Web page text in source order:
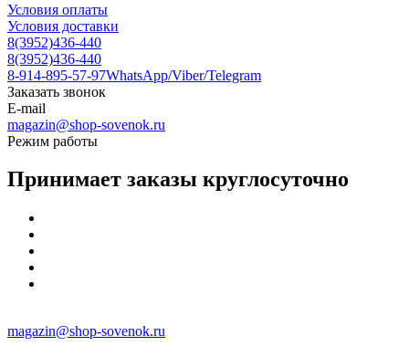
Условия оплаты
Условия доставки
8(3952)436-440
8(3952)436-440
8-914-895-57-97WhatsApp/Viber/Telegram
Заказать звонок
E-mail
magazin@shop-sovenok.ru
Режим работы
Принимает заказы круглосуточно
magazin@shop-sovenok.ru